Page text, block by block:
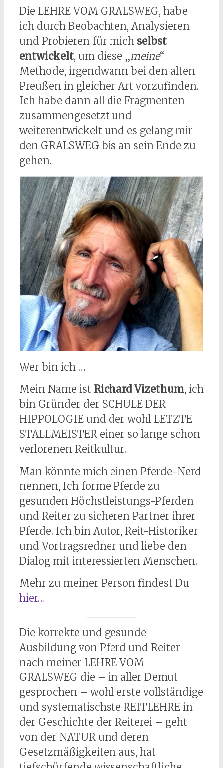
Die LEHRE VOM GRALSWEG, habe
ich durch Beobachten, Analysieren
und Probieren für mich selbst
entwickelt, um diese „meine“
Methode, irgendwann bei den alten
Preußen in gleicher Art vorzufinden.
Ich habe dann all die Fragmenten
zusammengesetzt und
weiterentwickelt und es gelang mir
den GRALSWEG bis an sein Ende zu
gehen.
Wer bin ich …
Mein Name ist Richard Vizethum, ich
bin Gründer der SCHULE DER
HIPPOLOGIE und der wohl LETZTE
STALLMEISTER einer so lange schon
verlorenen Reitkultur.
Man könnte mich einen Pferde-Nerd
nennen, Ich forme Pferde zu
gesunden Höchstleistungs-Pferden
und Reiter zu sicheren Partner ihrer
Pferde. Ich bin Autor, Reit-Historiker
und Vortragsredner und liebe den
Dialog mit interessierten Menschen.
Mehr zu meiner Person findest Du
hier…
Die korrekte und gesunde
Ausbildung von Pferd und Reiter
nach meiner LEHRE VOM
GRALSWEG die – in aller Demut
gesprochen – wohl erste vollständige
und systematischste REITLEHRE in
der Geschichte der Reiterei – geht
von der NATUR und deren
Gesetzmäßigkeiten aus, hat